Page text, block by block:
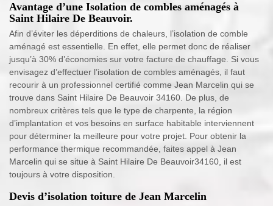
Avantage d’une Isolation de combles aménagés à
Saint Hilaire De Beauvoir.
Afin d’éviter les déperditions de chaleurs, l’isolation de comble
aménagé est essentielle. En effet, elle permet donc de réaliser
jusqu’à 30% d’économies sur votre facture de chauffage. Si vous
envisagez d’effectuer l’isolation de combles aménagés, il faut
recourir à un professionnel certifié comme Jean Marcelin qui se
trouve dans Saint Hilaire De Beauvoir 34160. De plus, de
nombreux critères tels que le type de charpente, la région
d’implantation et vos besoins en surface habitable interviennent
pour déterminer la meilleure pour votre projet. Pour obtenir la
performance thermique recommandée, faites appel à Jean
Marcelin qui se situe à Saint Hilaire De Beauvoir34160, il est
toujours à votre disposition.
Devis d’isolation toiture de Jean Marcelin